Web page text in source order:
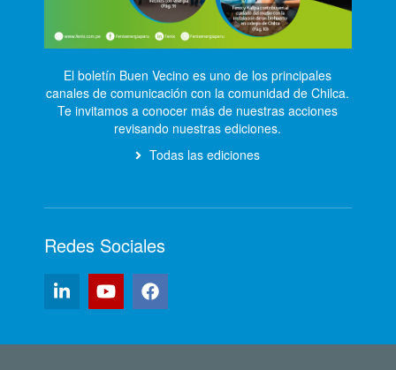
El boletín Buen Vecino es uno de los principales
canales de comunicación con la comunidad de Chilca.
Te invitamos a conocer más de nuestras acciones
revisando nuestras ediciones.
Todas las ediciones
Redes Sociales